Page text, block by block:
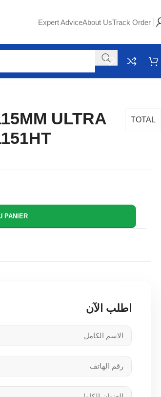
Expert AdviceAbout UsTrack Order
ULTRA
TOTAL
PANIER
اطلب الآن